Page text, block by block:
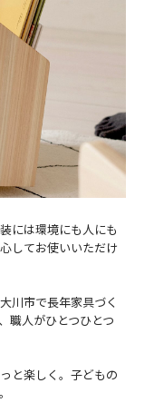
には環境にも人にも
してお使いいただけ
川市で長年家具づく
職人がひとつひとつ
と楽しく。子どもの